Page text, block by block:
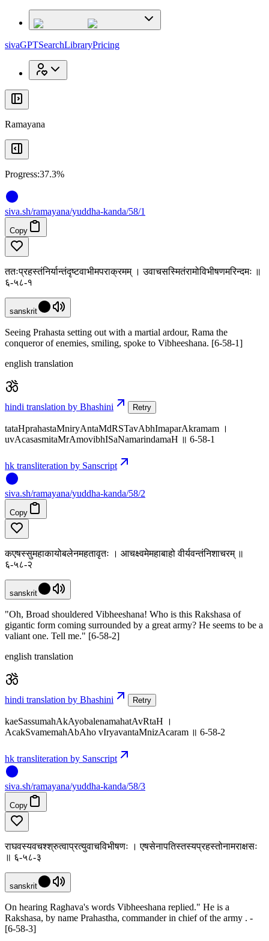
sivaGPTSearchLibraryPricing
Ramayana
Progress:37.3%
siva.sh/ramayana/yuddha-kanda/58/1
Copy
ततःप्रहस्तंनिर्यान्तंदृष्टवाभीमपराक्रमम् । उवाचसस्मितंरामोविभीषणमरिन्दमः ॥
६-५८-१
sanskrit
Seeing Prahasta setting out with a martial ardour, Rama the
conqueror of enemies, smiling, spoke to Vibheeshana. [6-58-1]
english translation
hindi translation by Bhashini Retry
tataHprahastaMniryAntaMdRSTavAbhImaparAkramam ।
uvAcasasmitaMrAmovibhISaNamarindamaH ॥ 6-58-1
hk transliteration by Sanscript
siva.sh/ramayana/yuddha-kanda/58/2
Copy
कएषस्सुमहाकायोबलेनमहतावृतः । आचक्ष्वमेमहाबाहो वीर्यवन्तंनिशाचरम् ॥
६-५८-२
sanskrit
"Oh, Broad shouldered Vibheeshana! Who is this Rakshasa of
gigantic form coming surrounded by a great army? He seems to be a
valiant one. Tell me." [6-58-2]
english translation
hindi translation by Bhashini Retry
kaeSassumahAkAyobalenamahatAvRtaH ।
AcakSvamemahAbAho vIryavantaMnizAcaram ॥ 6-58-2
hk transliteration by Sanscript
siva.sh/ramayana/yuddha-kanda/58/3
Copy
राघवस्यवचश्श्रुत्वाप्रत्युवाचविभीषणः । एषसेनापतिस्तस्यप्रहस्तोनामराक्षसः
॥ ६-५८-३
sanskrit
On hearing Raghava's words Vibheeshana replied." He is a
Rakshasa, by name Prahastha, commander in chief of the army . -
[6-58-3]